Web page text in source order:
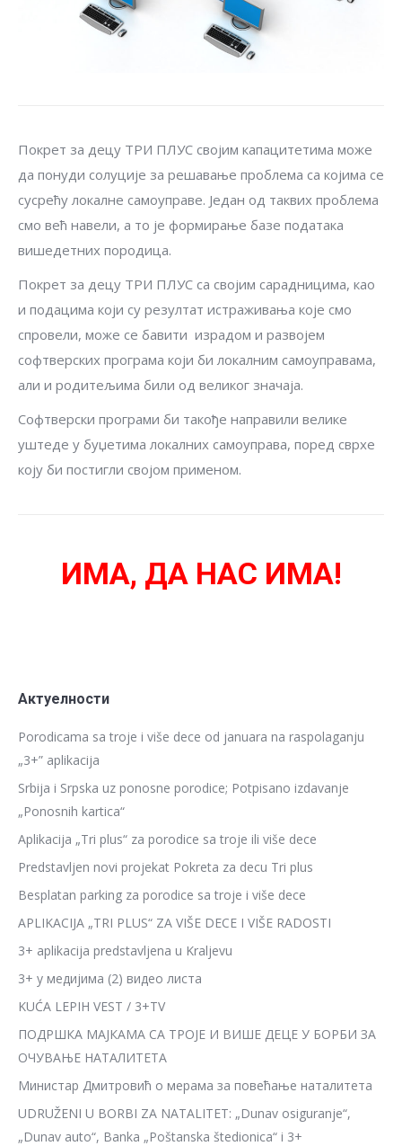
Покрет за децу ТРИ ПЛУС својим капацитетима може
да понуди солуције за решавање проблема са којима се
сусрећу локалне самоуправе. Један од таквих проблема
смо већ навели, а то је формирање базе података
вишедетних породица.
Покрет за децу ТРИ ПЛУС са својим сарадницима, као
и подацима који су резултат истраживања које смо
спровели, може се бавити израдом и развојем
софтверских програма који би локалним самоуправама,
али и родитељима били од великог значаја.
Софтверски програми би такође направили велике
уштеде у буџетима локалних самоуправа, поред сврхе
коју би постигли својом применом.
ИМА, ДА НАС ИМА!
Актуелности
Porodicama sa troje i više dece od januara na raspolaganju
„3+” aplikacija
Srbija i Srpska uz ponosne porodice; Potpisano izdavanje
„Ponosnih kartica“
Aplikacija „Tri plus“ za porodice sa troje ili više dece
Predstavljen novi projekat Pokreta za decu Tri plus
Besplatan parking za porodice sa troje i više dece
APLIKACIJA „TRI PLUS“ ZA VIŠE DECE I VIŠE RADOSTI
3+ aplikacija predstavljena u Kraljevu
3+ у медијима (2) видео листа
KUĆA LEPIH VEST / 3+TV
ПОДРШКА МАЈКАМА СА ТРОЈЕ И ВИШЕ ДЕЦЕ У БОРБИ ЗА
ОЧУВАЊЕ НАТАЛИТЕТА
Министар Дмитровић о мерама за повећање наталитета
UDRUŽENI U BORBI ZA NATALITET: „Dunav osiguranje“,
„Dunav auto“, Banka „Poštanska štedionica“ i 3+